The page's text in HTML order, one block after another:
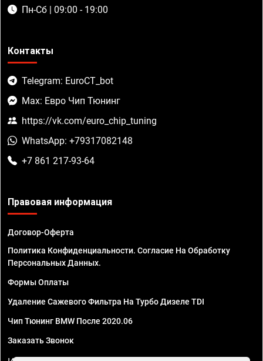
Пн-Сб | 09:00 - 19:00
Контакты
Telegram: EuroCT_bot
Max: Евро Чип Тюнинг
https://vk.com/euro_chip_tuning
WhatsApp: +79317082148
+7 861 217-93-64
Правовая информация
Договор-Оферта
Политика Конфиденциальности. Согласие На Обработку
Персональных Данных.
Формы Оплаты
Удаление Сажевого Фильтра На Турбо Дизеле TDI
Чип Тюнинг BMW После 2020.06
Заказать Звонок